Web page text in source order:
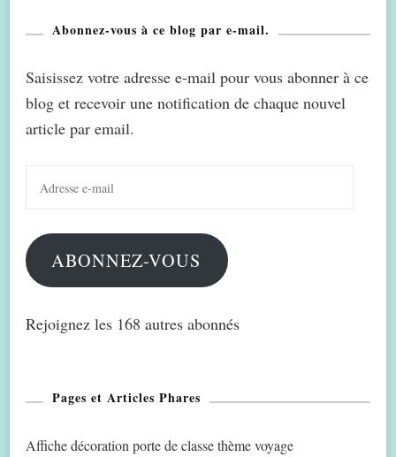
Abonnez-vous à ce blog par e-mail.
Saisissez votre adresse e-mail pour vous abonner à ce
blog et recevoir une notification de chaque nouvel
article par email.
mail
ABONNEZ-VOUS
Rejoignez les 168 autres abonnés
Pages et Articles Phares
Affiche décoration porte de classe thème voyage